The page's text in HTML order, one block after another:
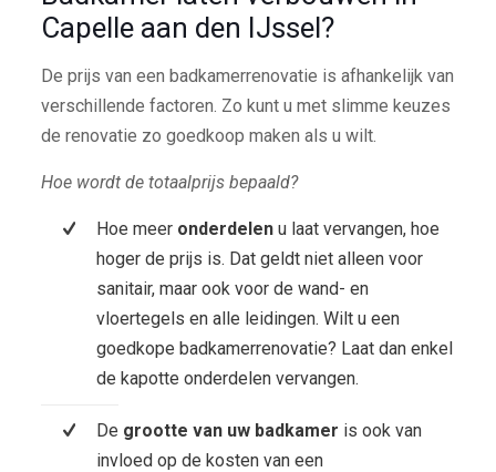
Capelle aan den IJssel?
De prijs van een badkamerrenovatie is afhankelijk van
verschillende factoren. Zo kunt u met slimme keuzes
de renovatie zo goedkoop maken als u wilt.
Hoe wordt de totaalprijs bepaald?
Hoe meer onderdelenu laat vervangen, hoe
hoger de prijs is. Dat geldt niet alleen voor
sanitair, maar ook voor de wand- en
vloertegels en alle leidingen. Wilt u een
goedkope badkamerrenovatie? Laat dan enkel
de kapotte onderdelen vervangen.
De grootte van uw badkamer is ook van
invloed op de kosten van een